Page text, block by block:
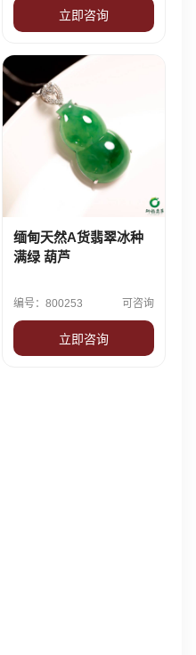
立即咨询
缅甸天然A货翡翠冰种
满绿 葫芦
编号：800253 可咨询
立即咨询